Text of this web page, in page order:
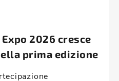
2026 cresce
prima edizione